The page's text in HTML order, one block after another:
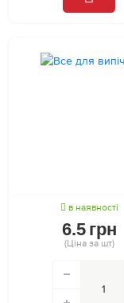
в наявності
6.5 грн
(Ціна за шт)